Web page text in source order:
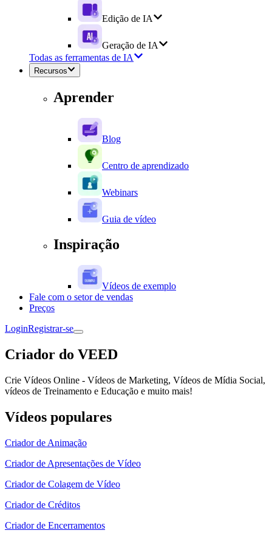
Edição de IA
Geração de IA
Todas as ferramentas de IA
Recursos
Aprender
Blog
Centro de aprendizado
Webinars
Guia de vídeo
Inspiração
Vídeos de exemplo
Fale com o setor de vendas
Preços
LoginRegistrar-se
Criador do VEED
Crie Vídeos Online - Vídeos de Marketing, Vídeos de Mídia Social,
vídeos de Treinamento e Educação e muito mais!
Vídeos populares
Criador de Animação
Criador de Apresentações de Vídeo
Criador de Colagem de Vídeo
Criador de Créditos
Criador de Encerramentos